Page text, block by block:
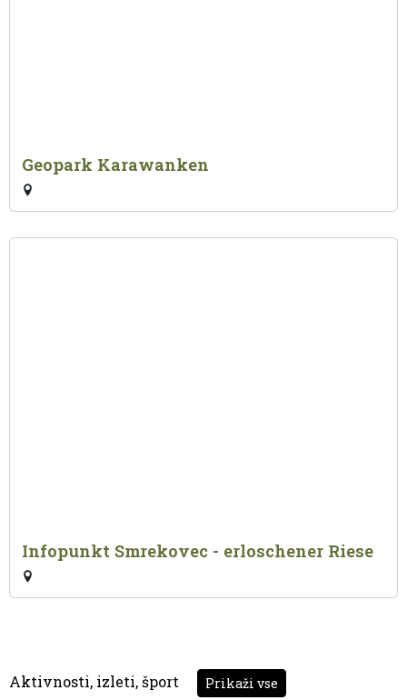
Geopark Karawanken
Infopunkt Smrekovec - erloschener Riese
Aktivnosti, izleti, šport Prikaži vse